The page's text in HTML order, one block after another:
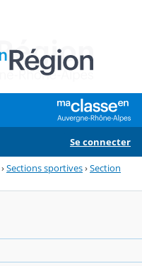
Se connecter
›Sections sportives›Section